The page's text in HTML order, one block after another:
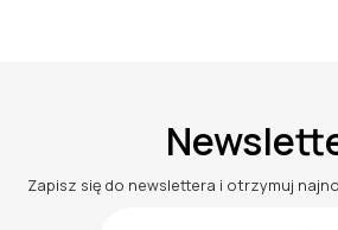
Zapisz się do newslettera i otrzymuj